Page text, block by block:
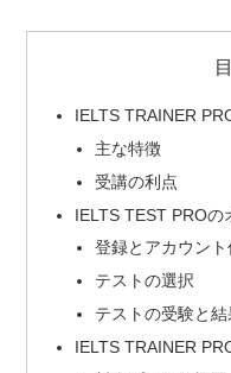
IELTS TRAINER
主な特徴
受講の利点
IELTS TEST PRO
登録とアカウント
テストの選択
テストの受験と
IELTS TRAINER